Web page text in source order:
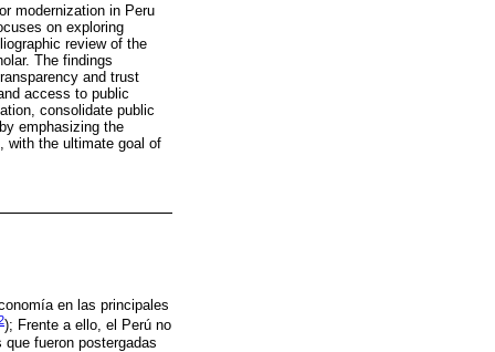
modernization in Peru
on exploring
review of the
The findings
and trust
access to public
consolidate public
emphasizing the
with the ultimate goal of
en las principales
); Frente a ello, el Perú no
fueron postergadas